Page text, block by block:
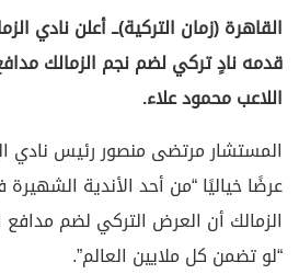
القاهرة (زمان التركية)ــ أعلن نادي
قدمه نادٍ تركي لضم نجم الزمالك
اللاعب محمود علاء.
المستشار مرتضى منصور رئيس نادي
عرضًا خياليًا “من أحد الأندية
الزمالك أن العرض التركي لضم
“لو تضمن كل ملايين العالم”.